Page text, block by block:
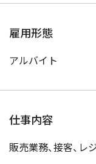
雇用形態
アルバイト
仕事内容
販売業務、接客、